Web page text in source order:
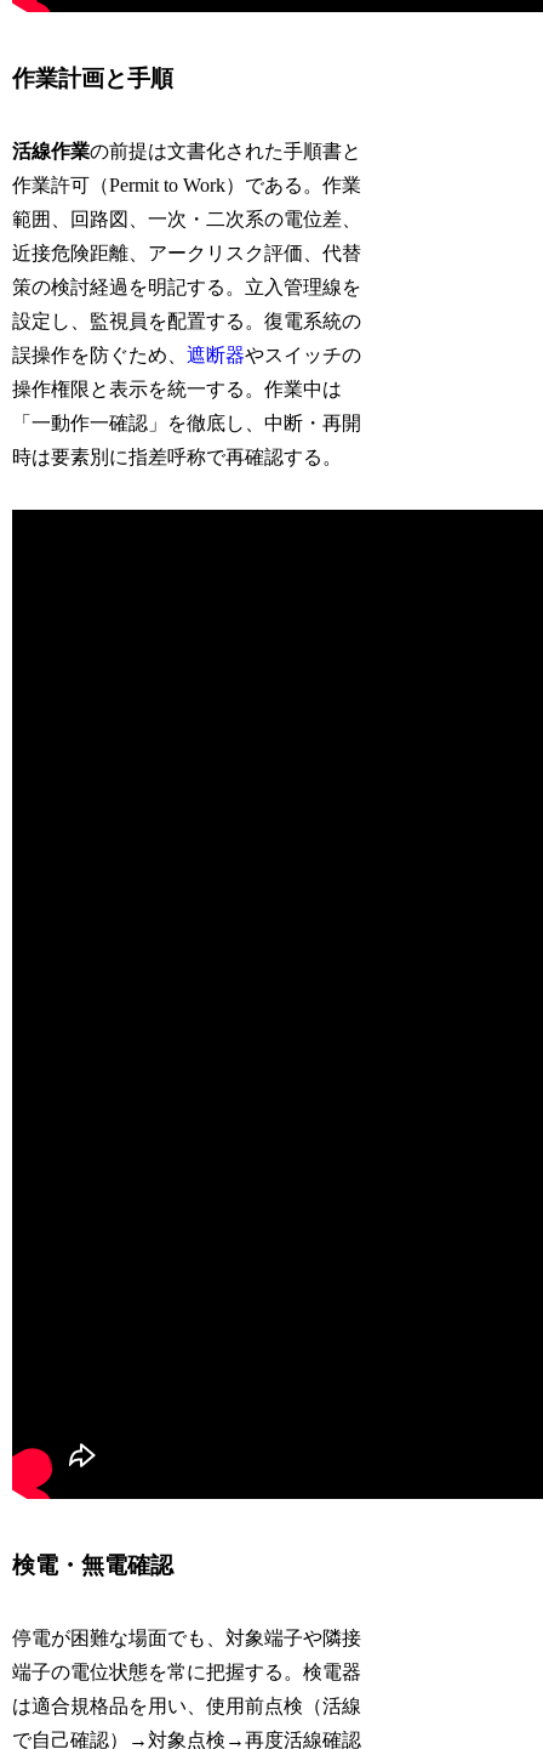
作業計画と手順
活線作業の前提は文書化された手順書と
作業許可（Permit to Work）である。作業
範囲、回路図、一次・二次系の電位差、
近接危険距離、アークリスク評価、代替
策の検討経過を明記する。立入管理線を
設定し、監視員を配置する。復電系統の
誤操作を防ぐため、遮断器やスイッチの
操作権限と表示を統一する。作業中は
「一動作一確認」を徹底し、中断・再開
時は要素別に指差呼称で再確認する。
検電・無電確認
停電が困難な場面でも、対象端子や隣接
端子の電位状態を常に把握する。検電器
は適合規格品を用い、使用前点検（活線
で自己確認）→対象点検→再度活線確認